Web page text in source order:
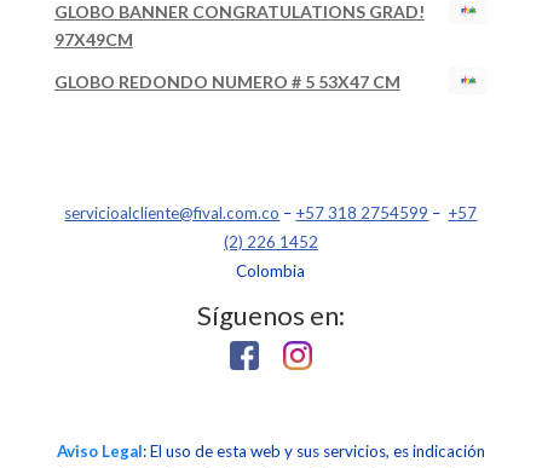
GLOBO BANNER CONGRATULATIONS GRAD!
97X49CM
GLOBO REDONDO NUMERO # 5 53X47 CM
servicioalcliente@fival.com.co – +57 318 2754599 – +57
(2) 226 1452
Colombia
Síguenos en:
Aviso Legal: El uso de esta web y sus servicios, es indicación